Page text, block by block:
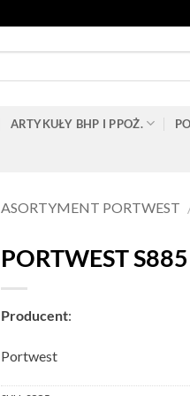
ARTYKUŁY BHP I PPOŻ.
ASORTYMENT PORTWEST
PORTWEST
Producent:
Portwest